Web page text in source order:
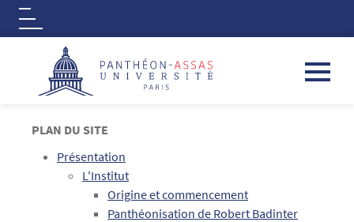
Logo
PLAN DU SITE
Présentation
L'Institut
Origine et commencement
Panthéonisation de Robert Badinter